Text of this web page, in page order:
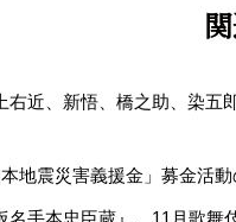
右近、新悟、橋之助、染五
本地震災害義援金」募金活